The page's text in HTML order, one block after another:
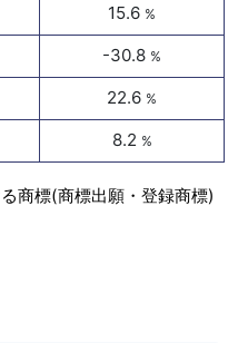
15.6 %
-30.8 %
22.6 %
8.2 %
商標(商標出願・登録商標)